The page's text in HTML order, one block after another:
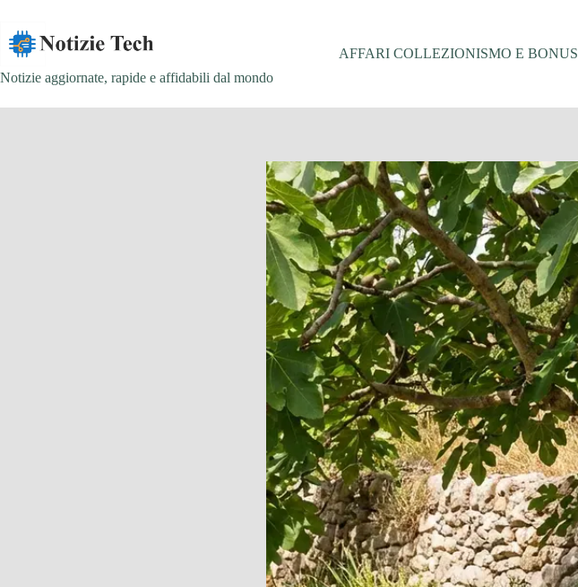
contenuto
Notizie aggiornate, rapide e affidabili dal mondo
AFFARI COLLEZIONISMO E BONUS